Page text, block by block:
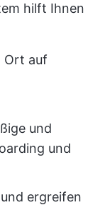
hilft Ihnen
Ort auf
und
und
ergreifen